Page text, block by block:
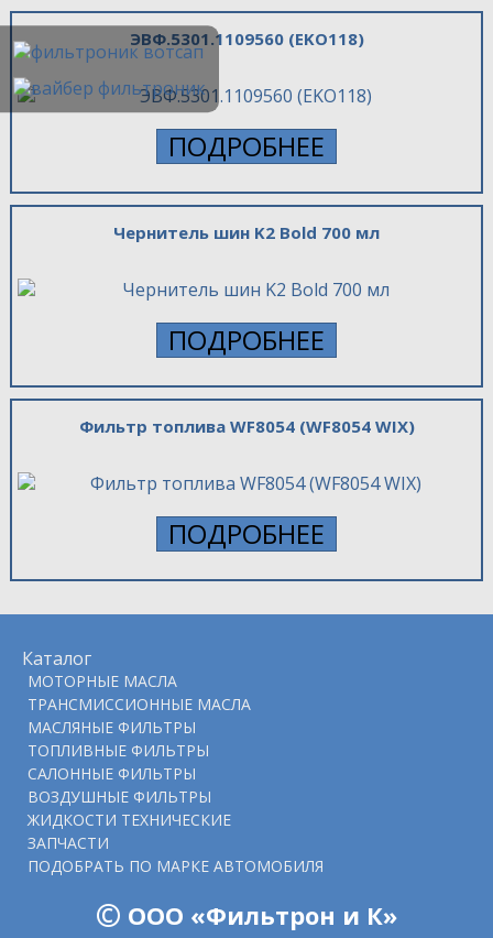
ЭВФ.5301.1109560 (EKO118)
ПОДРОБНЕЕ
Чернитель шин K2 Bold 700 мл
ПОДРОБНЕЕ
Фильтр топлива WF8054 (WF8054 WIX)
ПОДРОБНЕЕ
Каталог
МОТОРНЫЕ МАСЛА
ТРАНСМИССИОННЫЕ МАСЛА
МАСЛЯНЫЕ ФИЛЬТРЫ
ТОПЛИВНЫЕ ФИЛЬТРЫ
САЛОННЫЕ ФИЛЬТРЫ
ВОЗДУШНЫЕ ФИЛЬТРЫ
ЖИДКОСТИ ТЕХНИЧЕСКИЕ
ЗАПЧАСТИ
ПОДOБРАТЬ ПО МАРКЕ АВТОМОБИЛЯ
© ООО «Фильтрон и К»